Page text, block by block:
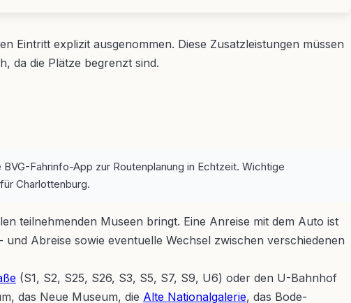
Eintritt explizit ausgenommen. Diese Zusatzleistungen müssen
da die Plätze begrenzt sind.
Fahrinfo-App zur Routenplanung in Echtzeit. Wichtige
Charlottenburg.
teilnehmenden Museen bringt. Eine Anreise mit dem Auto ist
Abreise sowie eventuelle Wechsel zwischen verschiedenen
(S1, S2, S25, S26, S3, S5, S7, S9, U6) oder den U-Bahnhof
das Neue Museum, die Alte Nationalgalerie, das Bode-